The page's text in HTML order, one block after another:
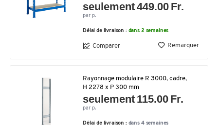
seulement 449.00 Fr.
par p.
Délai de livraison : dans 2 semaines
Comparer Remarquer
Rayonnage modulaire R 3000, cadre,
H 2278 x P 300 mm
seulement 115.00 Fr.
par p.
Délai de livraison : dans 4 semaines